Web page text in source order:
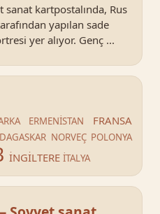
sanat kartpostalında, Rus
yapılan sade
yer alıyor. Genç ...
ERMENİSTAN FRANSA
NORVEÇ POLONYA
İNGİLTERE İTALYA